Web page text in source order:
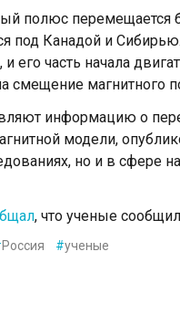
полюс перемещается
под Канадой и
его часть начала
смещение магнитного
информацию о
модели,
но и в сфере
, что ученые
Россия #ученые